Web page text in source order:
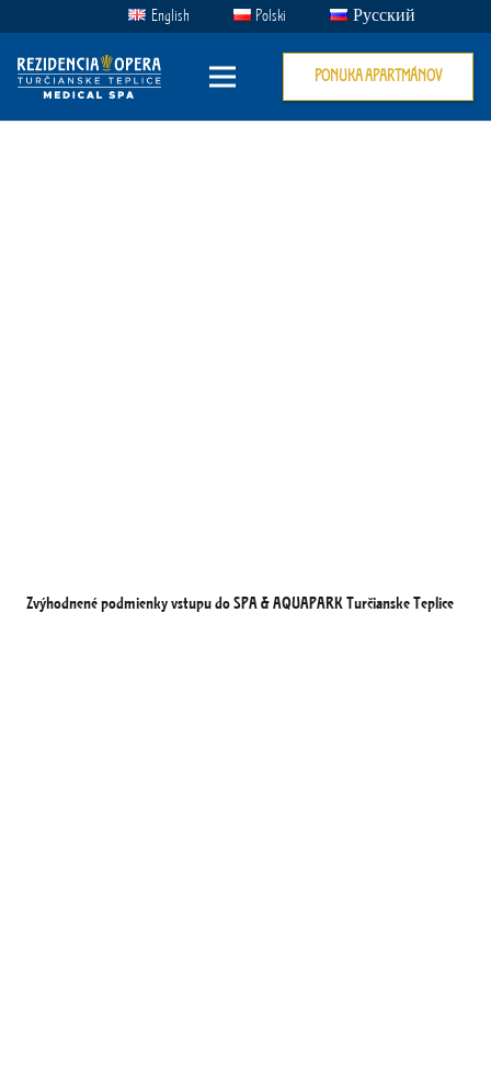
English Polski Русский
PONUKA APARTMÁNOV
Zvýhodnené podmienky vstupu do SPA & AQUAPARK Turčianske Teplice